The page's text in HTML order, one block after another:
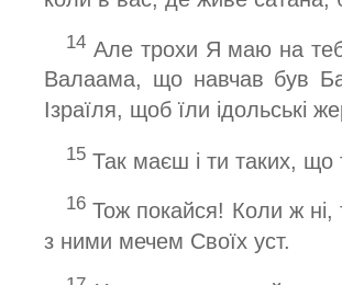
14 Але трохи Я маю на
Валаама, що навчав був
Ізраїля, щоб їли ідольські
15 Так маєш і ти таких, що
16 Тож покайся! Коли ж
з ними мечем Своїх уст.